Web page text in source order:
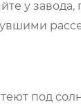
у
под